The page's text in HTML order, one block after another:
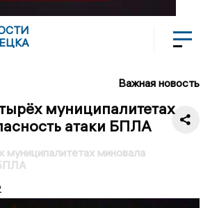
Важная новость
муниципалитетах
атаки БПЛА
муниципалитетах миновала